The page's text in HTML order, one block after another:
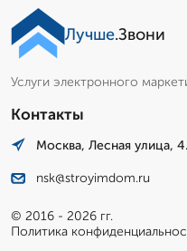
Лучше.Звони
Услуги электронного
Контакты
Москва, Лесная улица,
nsk@stroyimdom.ru
© 2016 - 2026 гг.
Политика